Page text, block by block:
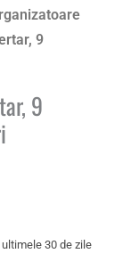
9
9
30 de zile